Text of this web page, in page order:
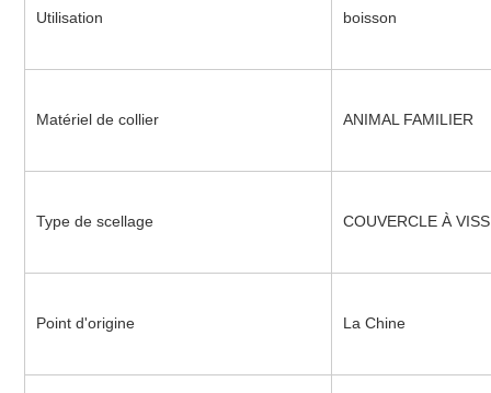
Utilisation boisson
Matériel de collier ANIMAL FAMILIER
Type de scellage COUVERCLE À
Point d'origine La Chine